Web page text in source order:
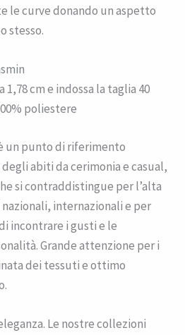
le curve donando un aspetto
stesso.
1,78 cm e indossa la taglia 40
poliestere
un punto di riferimento
abiti da cerimonia e casual,
si contraddistingue per l’alta
internazionali e per
incontrare i gusti e le
Grande attenzione per i
dei tessuti e ottimo
Le nostre collezioni